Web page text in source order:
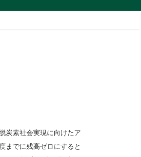
炭素社会実現に向けたア
までに残高ゼロにすると